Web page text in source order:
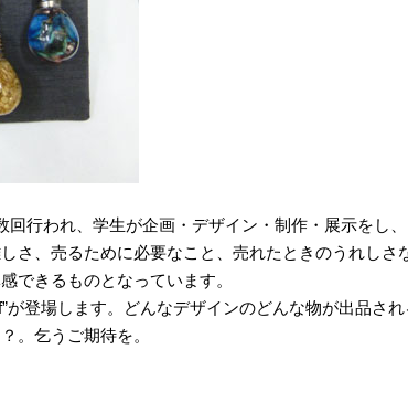
行われ、学生が企画・デザイン・制作・展示をし、
さ、売るために必要なこと、売れたときのうれしさ
できるものとなっています。
が登場します。どんなデザインのどんな物が出品され
。乞うご期待を。